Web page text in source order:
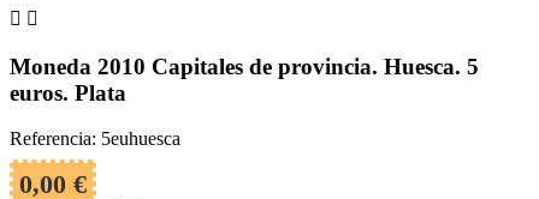
 
Moneda 2010 Capitales de provincia. Huesca. 5
euros. Plata
Referencia: 5euhuesca
0,00 €